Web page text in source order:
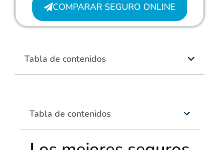
Tabla de contenidos
COMPARAR SEGURO ONLINE
Tabla de contenidos